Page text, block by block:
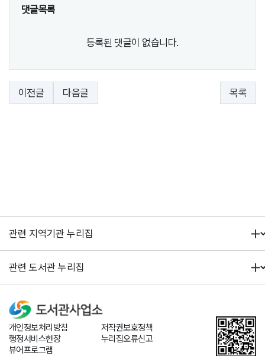
댓글목록
등록된 댓글이 없습니다.
이전글 다음글 목록
개인정보처리방침
저작권보호정책
행정서비스헌장
누리집오류신고
뷰어프로그램